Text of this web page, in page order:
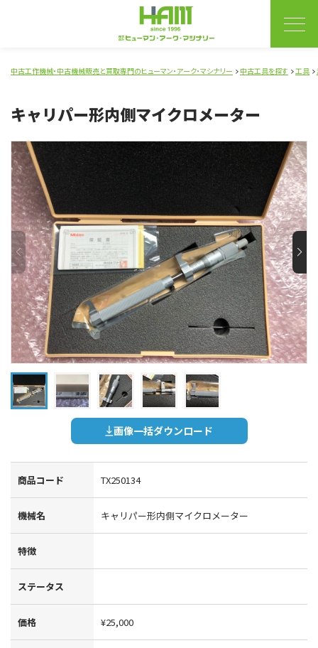
中古工作機械・中古機械販売と買取専門のヒューマン・アーク・マシナリー 中古工具を探す 工具
キャリパー形内側マイクロメーター
画像一括ダウンロード
商品コード TX250134
機械名 キャリパー形内側マイクロメーター
特徴
ステータス
価格 ¥25,000